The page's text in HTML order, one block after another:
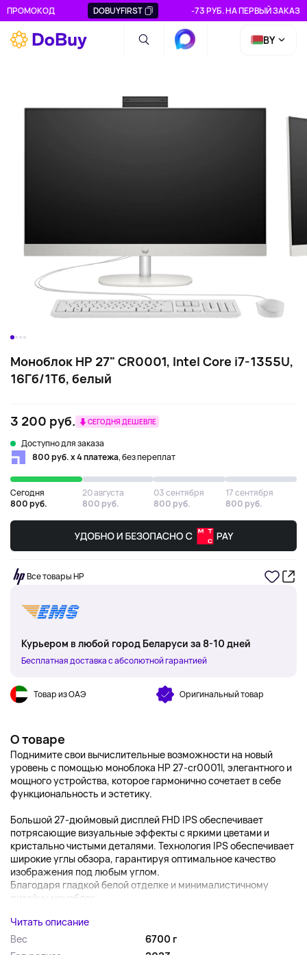
ПРОМОКОД DOBUYFIRST -73 РУБ. НА ПЕРВЫЙ ЗАКАЗ
BY
Моноблок HP 27" CR0001, Intel Core i7-1355U,
16Гб/1Тб, белый
3 200 руб. СЕГОДНЯ ДЕШЕВЛЕ
Доступно для заказа
800 руб. х 4 платежа, без переплат
Сегодня
800 руб.
20 августа
800 руб.
03 сентября
800 руб.
17 сентября
800 руб.
Все товары HP
Курьером в любой город Беларуси за 8-10 дней
Бесплатная доставка с абсолютной гарантией
Товар из ОАЭ Оригинальный товар
О товаре
Поднимите свои вычислительные возможности на новый
уровень с помощью моноблока HP 27-cr0001l, элегантного и
мощного устройства, которое гармонично сочетает в себе
функциональность и эстетику.
Большой 27-дюймовый дисплей FHD IPS обеспечивает
потрясающие визуальные эффекты с яркими цветами и
кристально чистыми деталями. Технология IPS обеспечивает
широкие углы обзора, гарантируя оптимальное качество
изображения под любым углом.
Благодаря гладкой белой отделке и минималистичному
дизайну моноблок...
Читать описание
Вес
6700 г